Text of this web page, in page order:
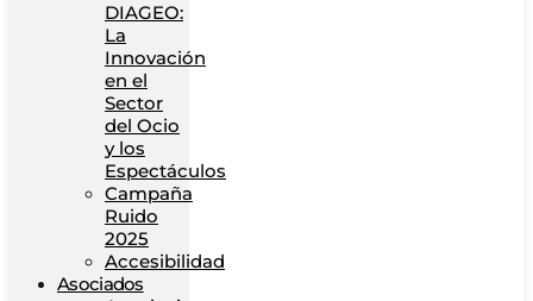
DIAGEO:
La
Innovación
en el
Sector
del Ocio
y los
Espectáculos
Campaña
Ruido
2025
Accesibilidad
Asociados